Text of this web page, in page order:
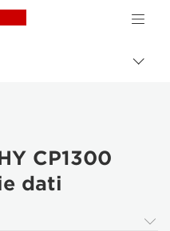
Canon Logo, back to
CP1300
dati